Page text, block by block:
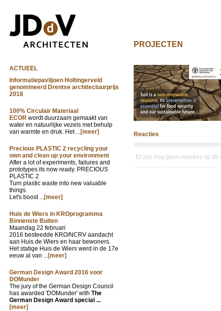
PROJECTEN
ACTUEEL
Informatiepaviljoen Holtingerveld
genomineerd Drentse architectuurprijs
2018
100% Circulair Materiaal
ECOR wordt duurzaam gemaakt van
water en natuurlijke vezels met behulp
van warmte en druk. Het ...[meer]
Precious PLASTIC 2 recycling your
own and clean up your environment
After a lot of experiments, failures and
prototypes its now ready. PRECIOUS
PLASTIC 2
Turn plastic waste into new valuable
things.
Let's boost ...[meer]
Huis de Wiers in KROprogramma
Binnenste Buiten
Maandag 22 februari
2016 besteedde KRO/NCRV aandacht
aan Huis de Wiers en haar bewoners.
Het statige Huis de Wiers werd in de 17e
eeuw al van ...[meer]
German Design Award 2016 voor
DOMunder
The jury of the German Design Council
has awarded 'DOMunder' with The
German Design Award special ...
[meer]
Reacties
Er zijn nog geen reacties op dit